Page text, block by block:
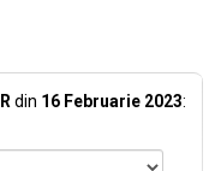
din 16 Februarie 2023: